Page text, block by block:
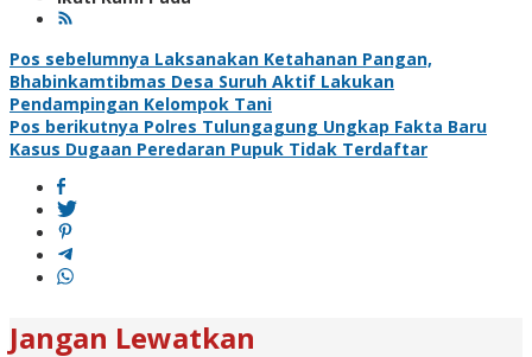
Navigasi
pos
Pos sebelumnya Laksanakan Ketahanan Pangan,
Bhabinkamtibmas Desa Suruh Aktif Lakukan
Pendampingan Kelompok Tani
Pos berikutnya Polres Tulungagung Ungkap Fakta Baru
Kasus Dugaan Peredaran Pupuk Tidak Terdaftar
Jangan Lewatkan